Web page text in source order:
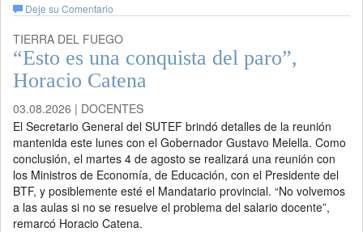
Deje su Comentario
TIERRA DEL FUEGO
“Esto es una conquista del paro”,
Horacio Catena
03.08.2026 | DOCENTES
El Secretario General del SUTEF brindó detalles de la reunión
mantenida este lunes con el Gobernador Gustavo Melella. Como
conclusión, el martes 4 de agosto se realizará una reunión con
los Ministros de Economía, de Educación, con el Presidente del
BTF, y posiblemente esté el Mandatario provincial. “No volvemos
a las aulas si no se resuelve el problema del salario docente”,
remarcó Horacio Catena.